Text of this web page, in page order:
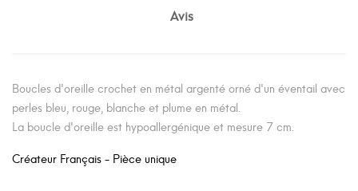
Avis
Boucles d'oreille crochet en métal argenté orné d'un éventail avec
perles bleu, rouge, blanche et plume en métal.
La boucle d'oreille est hypoallergénique et mesure 7 cm.
Créateur Français - Pièce unique